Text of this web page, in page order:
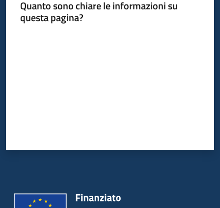
Quanto sono chiare le informazioni su
questa pagina?